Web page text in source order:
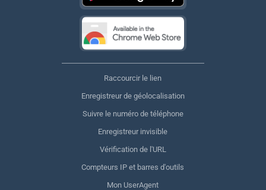
Raccourcir le lien
Enregistreur de géolocalisation
Suivre le numéro de téléphone
Enregistreur invisible
Vérification de l'URL
Compteurs IP et barres d'outils
Mon UserAgent